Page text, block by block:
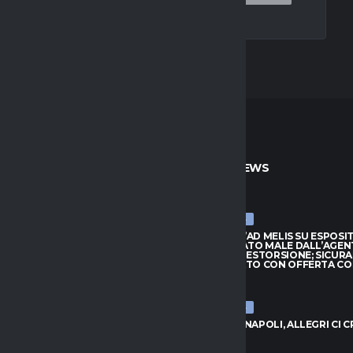
ULTIME NEWS
ULTIME NEWS
CAGLIARI, L’AD MELIS SU
“CONSIGLIATO MALE
QUASI UNA ESTORSIONE;
SUL MERCATO CON OFFERTA
ULTIME NEWS
VLAHOVIC-NAPOLI, ALLEGRI CI